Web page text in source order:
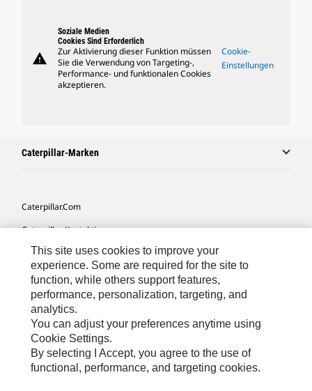
warning
Soziale Medien
Cookies Sind Erforderlich
Zur Aktivierung dieser Funktion müssen
Sie die Verwendung von Targeting-,
Performance- und funktionalen Cookies
akzeptieren.
Cookie-
Einstellungen
Caterpillar-Marken
Caterpillar.com
Caterpillar Kontaktieren
Meine Marketing-Präferenzen
Seitenübersicht
Cookie Settings
Rechtliche Hinweise
Datenschutz
This site uses cookies to improve your
experience. Some are required for the site to
function, while others support features,
performance, personalization, targeting, and
analytics.
You can adjust your preferences anytime using
Cookie Settings.
By selecting I Accept, you agree to the use of
functional, performance, and targeting cookies.